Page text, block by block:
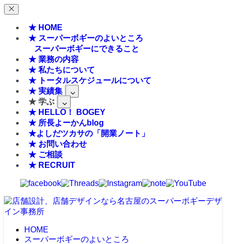
★ HOME
★ スーパーボギーのよいところ
スーパーボギーにできること
★ 業務の内容
★ 私たちについて
★ トータルスケジュールについて
★ 実績集
★ 学ぶ
★ HELLO！ BOGEY
★ 所長よーかんblog
★よしだツカサの「開業ノート」
★ お問い合わせ
★ ご相談
★ RECRUIT
HOME
スーパーボギーのよいところ